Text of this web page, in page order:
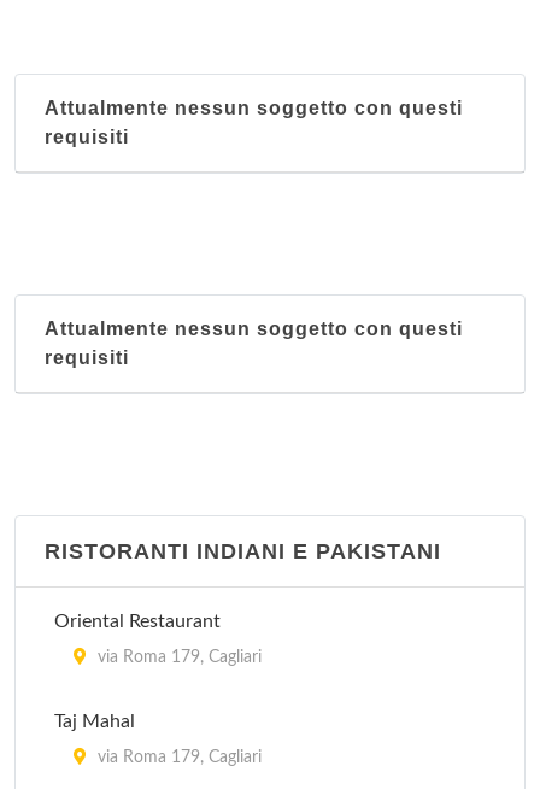
Attualmente nessun soggetto con questi
requisiti
Attualmente nessun soggetto con questi
requisiti
RISTORANTI INDIANI E PAKISTANI
Oriental Restaurant
via Roma 179, Cagliari
Taj Mahal
via Roma 179, Cagliari